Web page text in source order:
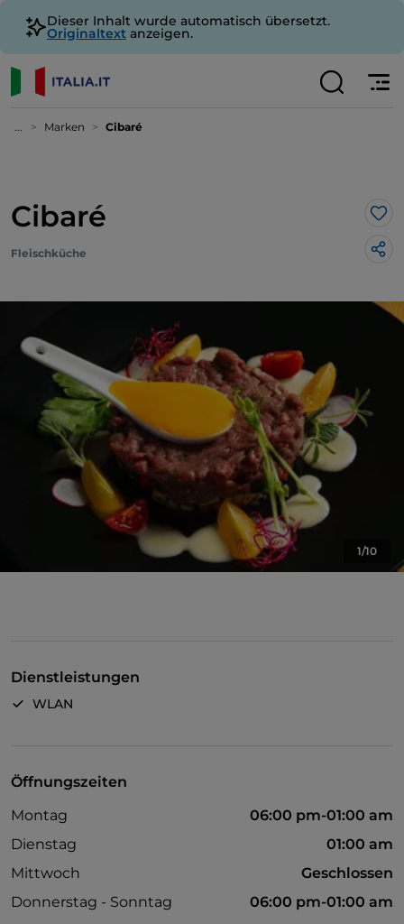
Dieser Inhalt wurde automatisch übersetzt.
Originaltext anzeigen.
... Marken Cibaré
Cibaré
Fleischküche
1/10
Dienstleistungen
WLAN
Öffnungszeiten
Montag
06:00 pm-01:00 am
Dienstag
01:00 am
Mittwoch
Geschlossen
Donnerstag - Sonntag
06:00 pm-01:00 am